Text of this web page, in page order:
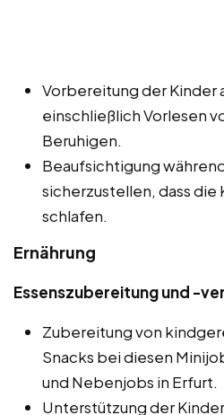
Vorbereitung der Kinder
einschließlich Vorlesen
Beruhigen.
Beaufsichtigung
sicherzustellen, dass die
schlafen.
Ernährung
Essenszubereitung und -
Zubereitung von
Snacks bei diesen
und Nebenjobs in Erfurt.
Unterstützung der